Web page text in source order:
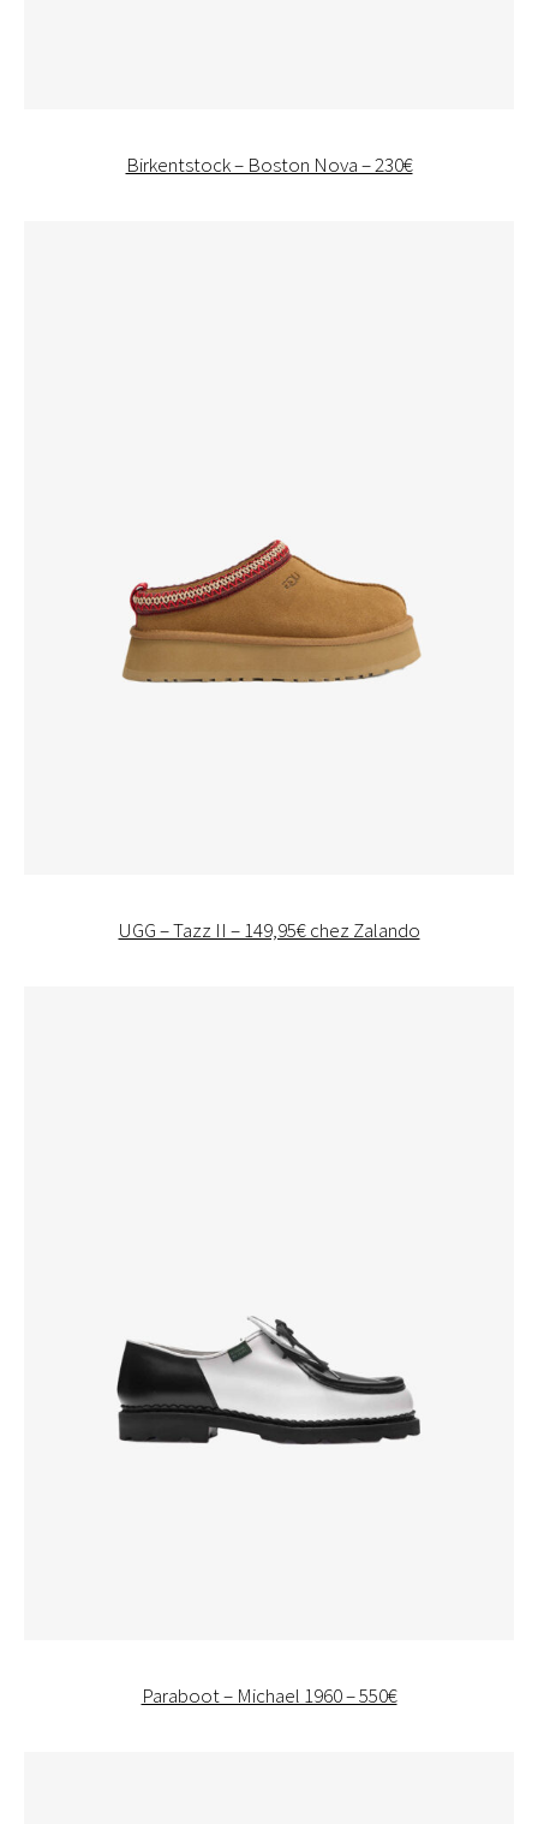
Birkentstock – Boston Nova – 230€
UGG – Tazz II – 149,95€ chez Zalando
Paraboot – Michael 1960 – 550€